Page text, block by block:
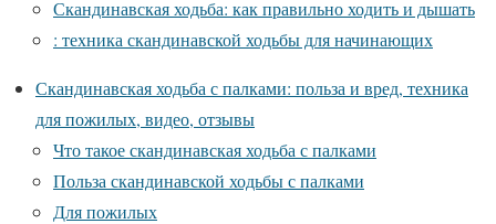
Скандинавская ходьба: как правильно ходить и дышать
: техника скандинавской ходьбы для начинающих
Скандинавская ходьба с палками: польза и вред, техника
для пожилых, видео, отзывы
Что такое скандинавская ходьба с палками
Польза скандинавской ходьбы с палками
Для пожилых